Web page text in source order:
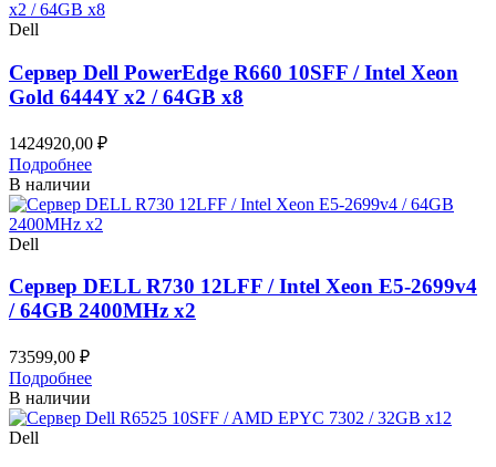
Dell
Сервер Dell PowerEdge R660 10SFF / Intel Xeon
Gold 6444Y x2 / 64GB x8
1424920,00 ₽
Подробнее
В наличии
Dell
Сервер DELL R730 12LFF / Intel Xeon E5-2699v4
/ 64GB 2400MHz x2
73599,00 ₽
Подробнее
В наличии
Dell